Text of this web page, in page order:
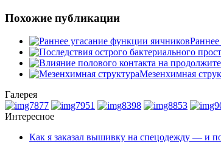
Похожие публикации
Мезенхимная
Галерея
Интересное
Как я заказал вышивку на спецодежду — и